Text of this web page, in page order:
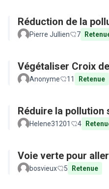
Réduction de la
Pierre Jullien 7
Végétaliser Croix
Anonyme 11 Retenue
Réduire la pollution
Helene31201 4
Voie verte pour
bosvieux 5 Retenue